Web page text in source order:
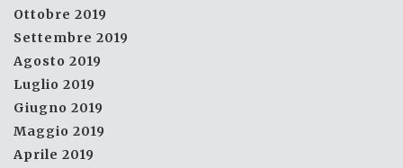
Ottobre 2019
Settembre 2019
Agosto 2019
Luglio 2019
Giugno 2019
Maggio 2019
Aprile 2019